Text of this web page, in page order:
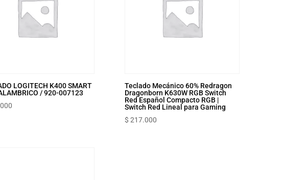
LOGITECH K400 SMART
/ 920-007123
Teclado Mecánico 60% Redragon
Dragonborn K630W RGB Switch
Red Español Compacto RGB |
Switch Red Lineal para Gaming
$ 217.000